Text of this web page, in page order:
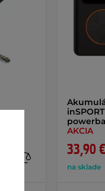
AKCIA
33,90 €
na sklade